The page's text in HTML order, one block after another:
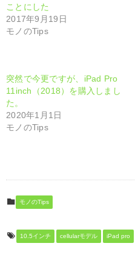
新
し
い
ウ
で
開
き
ま
)
さ
い
ィ
ン
ド
ウ
ことにした
2017年9月19日
モノのTips
突然で今更ですが、iPad Pro
11inch（2018）を購入しまし
た。
2020年1月1日
モノのTips
モノのTips
10.5インチ cellularモデル iPad pro